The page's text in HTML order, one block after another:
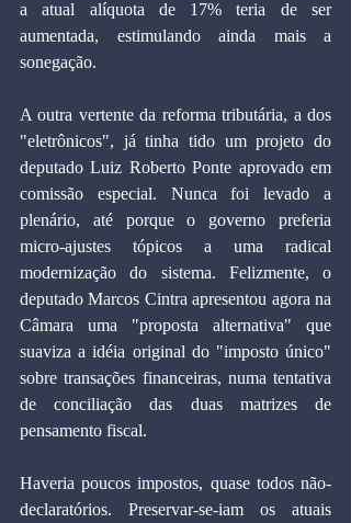
a atual alíquota de 17% teria de ser
aumentada, estimulando ainda mais a
sonegação.
A outra vertente da reforma tributária, a dos
"eletrônicos", já tinha tido um projeto do
deputado Luiz Roberto Ponte aprovado em
comissão especial. Nunca foi levado a
plenário, até porque o governo preferia
micro-ajustes tópicos a uma radical
modernização do sistema. Felizmente, o
deputado Marcos Cintra apresentou agora na
Câmara uma "proposta alternativa" que
suaviza a idéia original do "imposto único"
sobre transações financeiras, numa tentativa
de conciliação das duas matrizes de
pensamento fiscal.
Haveria poucos impostos, quase todos não-
declaratórios. Preservar-se-iam os atuais